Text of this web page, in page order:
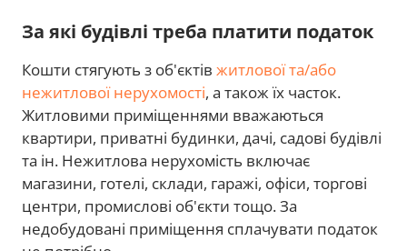
За які будівлі треба платити податок
Кошти стягують з об'єктів житлової та/або
нежитлової нерухомості, а також їх часток.
Житловими приміщеннями вважаються
квартири, приватні будинки, дачі, садові будівлі
та ін. Нежитлова нерухомість включає
магазини, готелі, склади, гаражі, офіси, торгові
центри, промислові об'єкти тощо. За
недобудовані приміщення сплачувати податок